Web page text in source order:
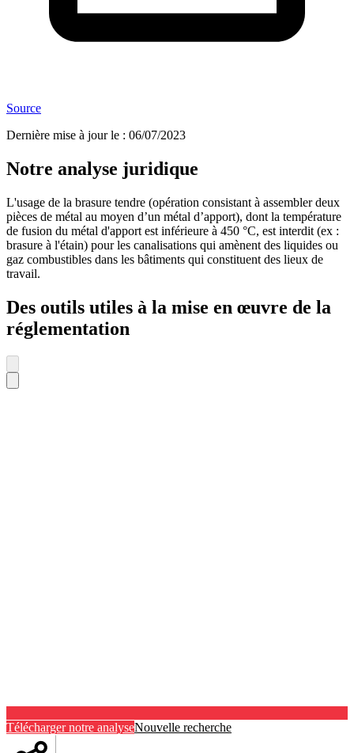
Source
Dernière mise à jour le : 06/07/2023
Notre analyse juridique
L'usage de la brasure tendre (opération consistant à assembler deux
pièces de métal au moyen d’un métal d’apport), dont la température
de fusion du métal d'apport est inférieure à 450 °C, est interdit (ex :
brasure à l'étain) pour les canalisations qui amènent des liquides ou
gaz combustibles dans les bâtiments qui constituent des lieux de
travail.
Des outils utiles à la mise en œuvre de la
réglementation
Télécharger notre analyseNouvelle recherche